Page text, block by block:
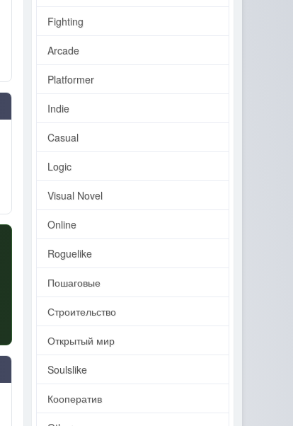
Fighting
Arcade
Platformer
Indie
Casual
Logic
Visual Novel
Online
Roguelike
Пошаговые
Строительство
Открытый мир
Soulslike
Кооператив